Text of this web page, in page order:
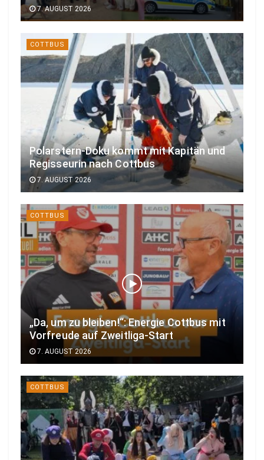
7. AUGUST 2026
COTTBUS
Polarstern-Doku kommt mit Kapitän und
Regisseurin nach Cottbus
7. AUGUST 2026
COTTBUS
„Da, um zu bleiben!“: Energie Cottbus mit
Vorfreude auf Zweitliga-Start
7. AUGUST 2026
COTTBUS